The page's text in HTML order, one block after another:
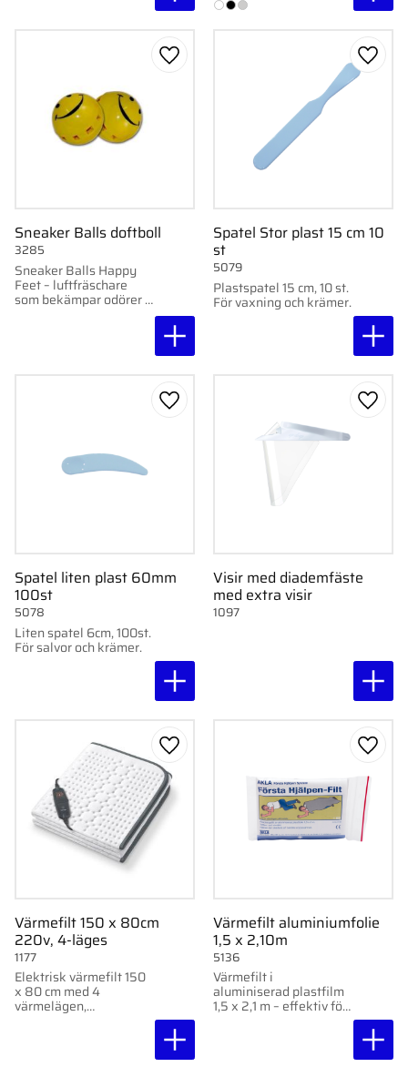
Sneaker Balls doftboll
Sneaker Balls Happy
Feet – luftfräschare
som bekämpar odörer i
3285
Lägg till i favoriter
Spatel Stor plast 15 cm 10
st
Plastspatel 15 cm, 10 st.
För vaxning och krämer.
5079
Lägg
Spatel liten plast 60mm
100st
Liten spatel 6cm, 100st.
För salvor och krämer.
5078
Lägg till i favoriter
Visir med diademfäste
med extra visir
1097
Lägg
Värmefilt 150 x 80cm
220v, 4-läges
Elektrisk värmefilt 150
x 80 cm med 4
värmelägen,
1177
Lägg till i favoriter
Värmefilt aluminiumfolie
1,5 x 2,10m
Värmefilt i
aluminiserad plastfilm
1,5 x 2,1 m – effektiv för
5136
Lägg